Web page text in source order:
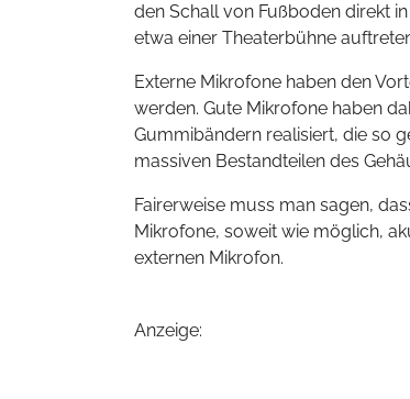
den Schall von Fußboden direkt
etwa einer Theaterbühne
Externe Mikrofone haben den
werden. Gute Mikrofone haben
Gummibändern realisiert, die so
massiven Bestandteilen des
Fairerweise muss man sagen,
Mikrofone, soweit wie möglich,
externen Mikrofon.
Anzeige: